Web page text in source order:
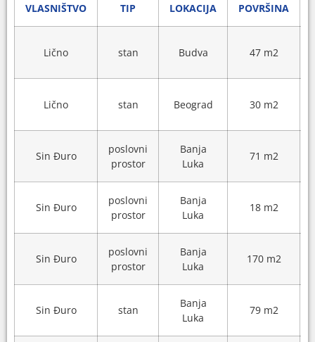
VLASNIŠTVO TIP LOKACIJA POVRŠINA
Lično stan Budva 47 m2
Lično stan Beograd 30 m2
Sin Đuro
poslovni
prostor
Banja
Luka
71 m2
Sin Đuro
poslovni
prostor
Banja
Luka
18 m2
Sin Đuro
poslovni
prostor
Banja
Luka
170 m2
Sin Đuro stan
Banja
Luka
79 m2